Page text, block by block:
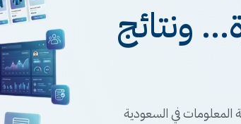
ونتائج
المعلومات في السعودية